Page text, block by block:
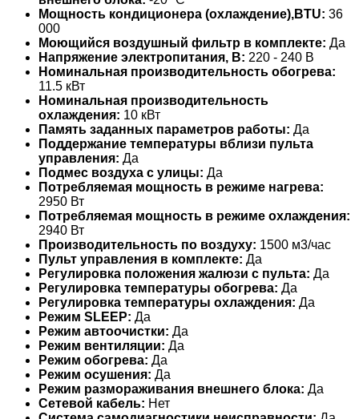
Мощность кондиционера (охлаждение),BTU: 36
000
Моющийся воздушный фильтр в комплекте: Да
Напряжение электропитания, В: 220 - 240 В
Номинальная производительность обогрева:
11.5 кВт
Номинальная производительность
охлаждения: 10 кВт
Память заданных параметров работы: Да
Поддержание температуры вблизи пульта
управления: Да
Подмес воздуха с улицы: Да
Потребляемая мощность в режиме нагрева:
2950 Вт
Потребляемая мощность в режиме охлаждения:
2940 Вт
Производительность по воздуху: 1500 м3/час
Пульт управления в комплекте: Да
Регулировка положения жалюзи с пульта: Да
Регулировка температуры обогрева: Да
Регулировка температуры охлаждения: Да
Режим SLEEP: Да
Режим автоочистки: Да
Режим вентиляции: Да
Режим обогрева: Да
Режим осушения: Да
Режим размораживания внешнего блока: Да
Сетевой кабель: Нет